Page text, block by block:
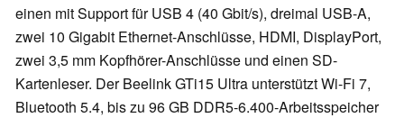
einen mit Support für USB 4 (40 Gbit/s), dreimal USB-A,
zwei 10 Gigabit Ethernet-Anschlüsse, HDMI, DisplayPort,
zwei 3,5 mm Kopfhörer-Anschlüsse und einen SD-
Kartenleser. Der Beelink GTi15 Ultra unterstützt Wi-Fi 7,
Bluetooth 5.4, bis zu 96 GB DDR5-6.400-Arbeitsspeicher